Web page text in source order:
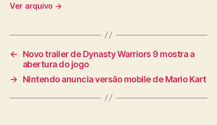
Ver arquivo →
←
Novo trailer de Dynasty Warriors 9 mostra a
abertura do jogo
→
Nintendo anuncia versão mobile de Mario Kart